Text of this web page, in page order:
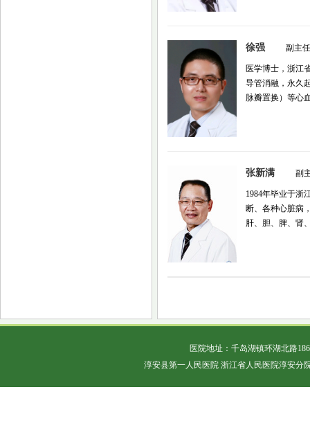
徐强 副主
医学博士，浙江
导管消融，永久
脉瓣置换）等心
张新满 副
1984年毕业于浙
断、各种心脏病
肝、胆、脾、肾
医院地址：千岛湖镇环湖北路
淳安县第一人民医院 浙江省人民医院淳安分